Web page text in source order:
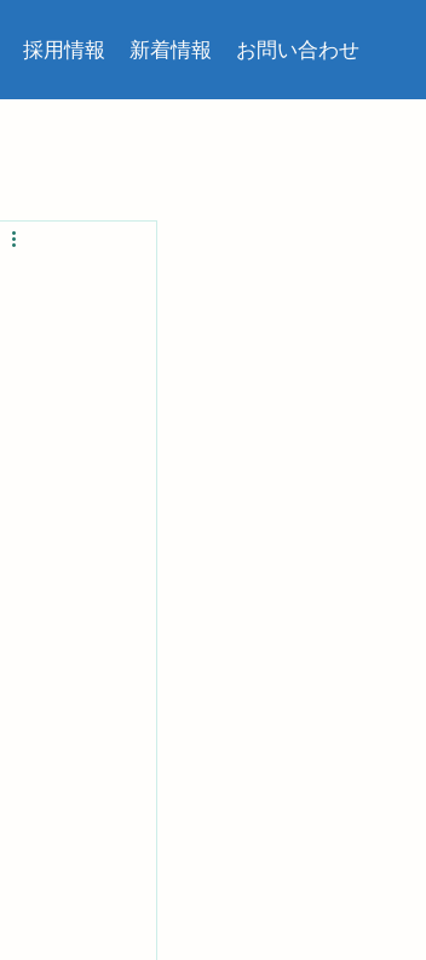
採用情報 新着情報 お問い合わせ